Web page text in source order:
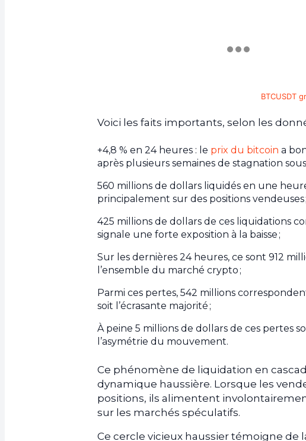
BTCUSDT
Voici les faits importants, selon les
+4,8 % en 24 heures : le prix du bitcoin a
après plusieurs semaines de stagnation sous
560 millions de dollars liquidés en une
principalement sur des positions vendeuses ;
425 millions de dollars de ces liquidations
signale une forte exposition à la baisse ;
Sur les dernières 24 heures, ce sont 912
l’ensemble du marché crypto ;
Parmi ces pertes, 542 millions
soit l’écrasante majorité ;
À peine 5 millions de dollars de ces pertes
l’asymétrie du mouvement.
Ce phénomène de liquidation en
dynamique haussière. Lorsque les
positions, ils alimentent
sur les marchés spéculatifs.
Ce cercle vicieux haussier témoigne